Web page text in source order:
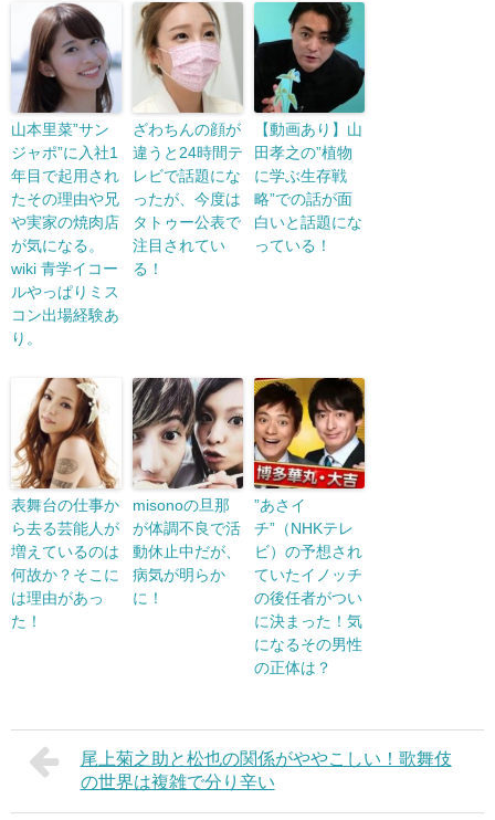
山本里菜”サン
ジャポ”に入社1
年目で起用され
たその理由や兄
や実家の焼肉店
が気になる。
wiki 青学イコー
ルやっぱりミス
コン出場経験あ
り。
ざわちんの顔が
違うと24時間テ
レビで話題にな
ったが、今度は
タトゥー公表で
注目されてい
る！
【動画あり】山
田孝之の”植物
に学ぶ生存戦
略”での話が面
白いと話題にな
っている！
表舞台の仕事か
ら去る芸能人が
増えているのは
何故か？そこに
は理由があっ
た！
misonoの旦那
が体調不良で活
動休止中だが、
病気が明らか
に！
”あさイ
チ”（NHKテレ
ビ）の予想され
ていたイノッチ
の後任者がつい
に決まった！気
になるその男性
の正体は？
尾上菊之助と松也の関係がややこしい！歌舞伎
の世界は複雑で分り辛い